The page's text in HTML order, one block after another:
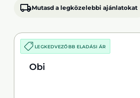
Mutasd a legközelebbi ajánlatokat
LEGKEDVEZŐBB ELADÁSI ÁR
Obi